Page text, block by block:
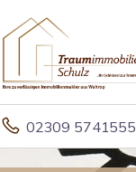
02309 5741555